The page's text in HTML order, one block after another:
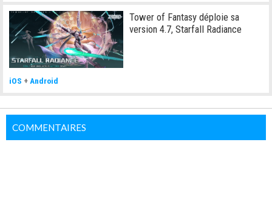
Tower of Fantasy déploie sa
version 4.7, Starfall Radiance
iOS + Android
COMMENTAIRES